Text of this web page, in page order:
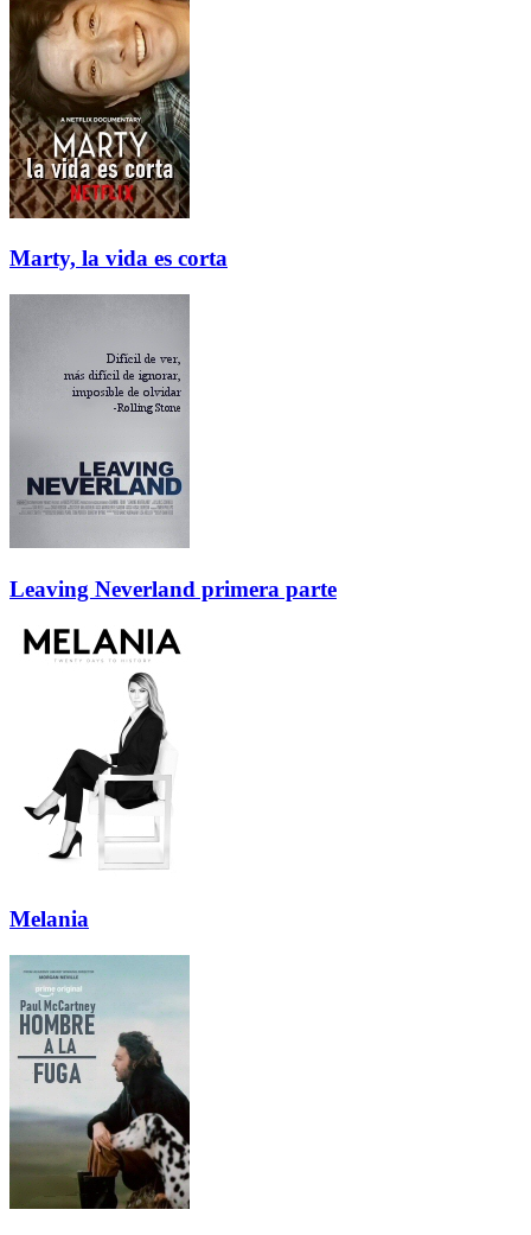
Marty, la vida es corta
Leaving Neverland primera parte
Melania